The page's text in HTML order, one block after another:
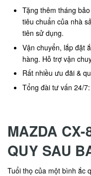
Tặng thêm tháng
tiêu chuẩn của nhà
tiên sử dụng.
Vận chuyển, lắp đặt
hàng. Hỗ trợ vận
Rất nhiều ưu đãi &
Tổng đài tư vấn 24/7:
MAZDA CX-
QUY SAU
Tuổi thọ của một bình ắc